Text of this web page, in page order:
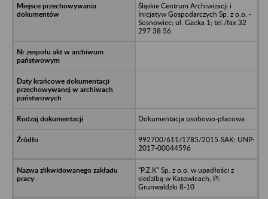
Śląskie Centrum Archiwizacji i
Inicjatyw Gospodarczych Sp. z o.o. -
Sosnowiec; ul. Gacka 1; tel./fax 32
297 38 56
Dokumentacja osobowo-płacowa
992700/611/1785/2015-SAK; UNP:
2017-00044596
"P.Z.K" Sp. z o.o. w upadłości z
siedzibą w Katowicach, Pl.
Grunwaldzki 8-10